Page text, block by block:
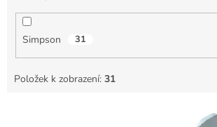
Simpson 31
Položek k zobrazení: 31